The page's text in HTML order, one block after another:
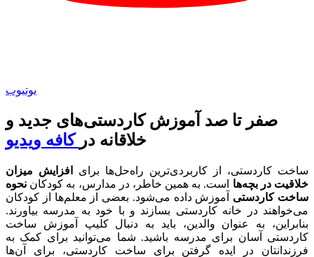
یوتیوب
صفر تا صد آموزش کاردستی‌های جدید و
خلاقانه در کافه ویدیو
ساخت کاردستی، از کاربردی‌ترین راه‌حل‌ها برای
افزایش میزان
خلاقیت در بچه‌ها است. به همین خاطر، در مدارس، به کودکان نحوه
ساخت کاردستی آموزش داده می‌شود. بعضی از معلم‌ها از کودکان
می‌خواهند در خانه کاردستی بسازند و با خود به مدرسه بیاورند.
بنابراین، به عنوان والدین، باید به دنبال کلیپ آموزش ساخت
کاردستی آسان برای مدرسه باشید. شما می‌توانید برای کمک به
فرزندانتان در‌ ایده گرفتن برای ساخت کاردستی، برای آن‌ها